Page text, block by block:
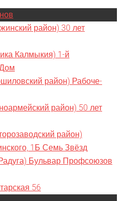
район) 30 лет
Калмыкия) 1-й
район) Рабоче-
район) 50 лет
район)
1Б Семь Звёзд
Бульвар Профсоюзов
56